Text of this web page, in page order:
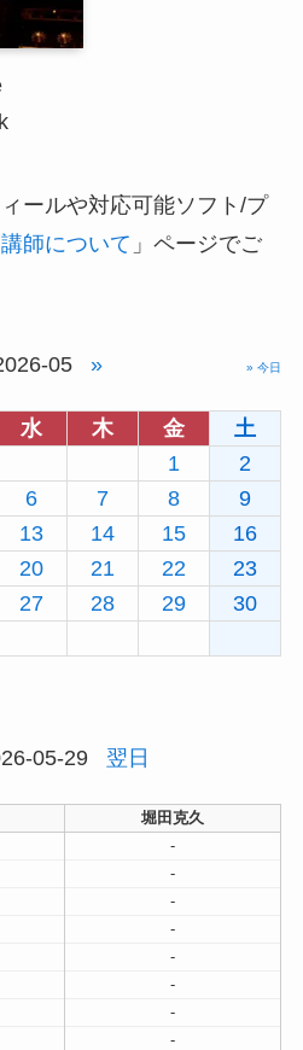
ールや対応可能ソフト/プ
講師について 」ページでご
05 » » 今日
水 木 金
土
1
2
6 7 8
9
13 14 15
16
20 21 22
23
27 28 29
30
05-29 翌日
堀田克久
-
-
-
-
-
-
-
-